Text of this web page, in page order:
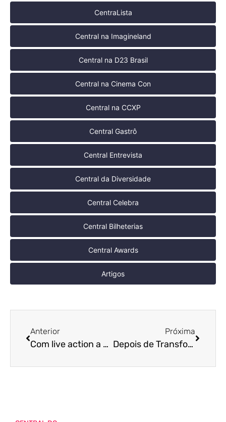
CentraLista
Central na Imagineland
Central na D23 Brasil
Central na Cinema Con
Central na CCXP
Central Gastrô
Central Entrevista
Central da Diversidade
Central Celebra
Central Bilheterias
Central Awards
Artigos
Anterior
Com live action a caminho, criador de Cavaleiros do Zodíaco dá sua opinião a respeito do filme
Próxima
Depois de Transformers: O Despertar das Feras, Anthony Ramos é escalado para Twisters, a sequência de Twister